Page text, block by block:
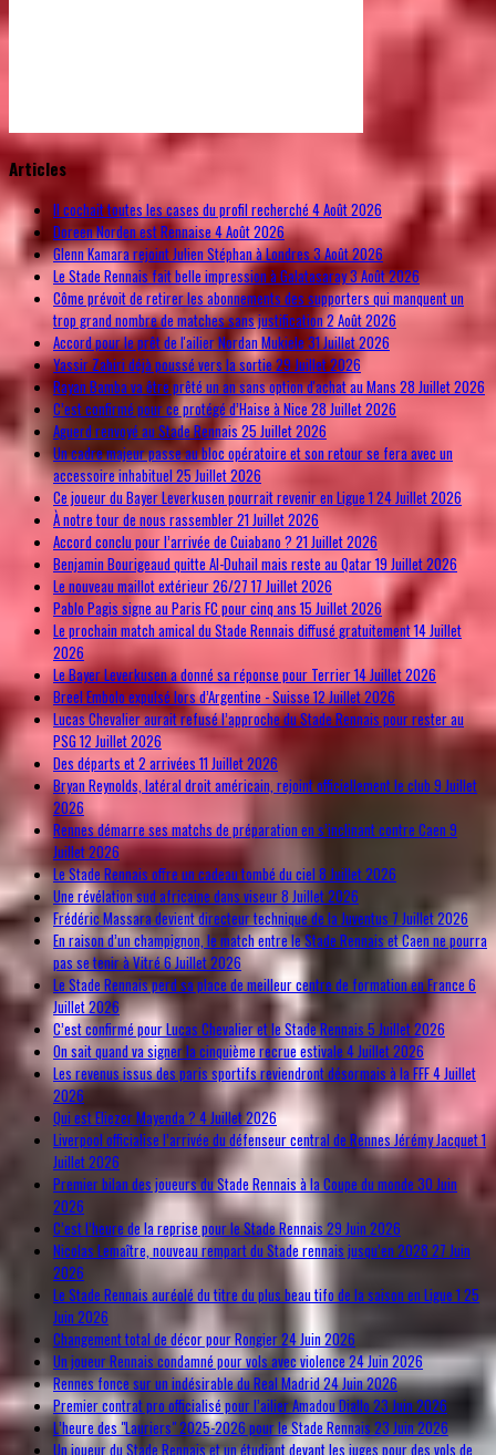
© FreeJoomla! 3 Modules - byVinaGecko.com
Articles
Il cochait toutes les cases du profil recherché 4 Août 2026
Doreen Norden est Rennaise4 Août 2026
Glenn Kamara rejoint Julien Stéphan à Londres3 Août 2026
Le Stade Rennais fait belle impression à Galatasaray3 Août 2026
Côme prévoit de retirer les abonnements des supporters qui manquent un
trop grand nombre de matches sans justification2 Août 2026
Accord pour le prêt de l'ailier Nordan Mukiele31 Juillet 2026
Yassir Zabiri déjà poussé vers la sortie29 Juillet 2026
Rayan Bamba va être prêté un an sans option d'achat au Mans 28 Juillet 2026
C’est confirmé pour ce protégé d’Haise à Nice28 Juillet 2026
Aguerd renvoyé au Stade Rennais 25 Juillet 2026
Un cadre majeur passe au bloc opératoire et son retour se fera avec un
accessoire inhabituel25 Juillet 2026
Ce joueur du Bayer Leverkusen pourrait revenir en Ligue 124 Juillet 2026
À notre tour de nous rassembler21 Juillet 2026
Accord conclu pour l’arrivée de Cuiabano ? 21 Juillet 2026
Benjamin Bourigeaud quitte Al-Duhail mais reste au Qatar19 Juillet 2026
Le nouveau maillot extérieur 26/2717 Juillet 2026
Pablo Pagis signe au Paris FC pour cinq ans15 Juillet 2026
Le prochain match amical du Stade Rennais diffusé gratuitement14 Juillet
2026
Le Bayer Leverkusen a donné sa réponse pour Terrier14 Juillet 2026
Breel Embolo expulsé lors d’Argentine - Suisse12 Juillet 2026
Lucas Chevalier aurait refusé l’approche du Stade Rennais pour rester au
PSG12 Juillet 2026
Des départs et 2 arrivées11 Juillet 2026
Bryan Reynolds, latéral droit américain, rejoint officiellement le club 9 Juillet
2026
Rennes démarre ses matchs de préparation en s’inclinant contre Caen 9
Juillet 2026
Le Stade Rennais offre un cadeau tombé du ciel 8 Juillet 2026
Une révélation sud africaine dans viseur8 Juillet 2026
Frédéric Massara devient directeur technique de la Juventus 7 Juillet 2026
En raison d’un champignon, le match entre le Stade Rennais et Caen ne pourra
pas se tenir à Vitré6 Juillet 2026
Le Stade Rennais perd sa place de meilleur centre de formation en France 6
Juillet 2026
C’est confirmé pour Lucas Chevalier et le Stade Rennais 5 Juillet 2026
On sait quand va signer la cinquième recrue estivale 4 Juillet 2026
Les revenus issus des paris sportifs reviendront désormais à la FFF4 Juillet
2026
Qui est Eliezer Mayenda ? 4 Juillet 2026
Liverpool officialise l’arrivée du défenseur central de Rennes Jérémy Jacquet1
Juillet 2026
Premier bilan des joueurs du Stade Rennais à la Coupe du monde 30 Juin
2026
C’est l’heure de la reprise pour le Stade Rennais 29 Juin 2026
Nicolas Lemaître, nouveau rempart du Stade rennais jusqu’en 2028 27 Juin
2026
Le Stade Rennais auréolé du titre du plus beau tifo de la saison en Ligue 125
Juin 2026
Changement total de décor pour Rongier24 Juin 2026
Un joueur Rennais condamné pour vols avec violence24 Juin 2026
Rennes fonce sur un indésirable du Real Madrid24 Juin 2026
Premier contrat pro officialisé pour l’ailier Amadou Diallo23 Juin 2026
L’heure des "Lauriers" 2025-2026 pour le Stade Rennais 23 Juin 2026
Un joueur du Stade Rennais et un étudiant devant les juges pour des vols de